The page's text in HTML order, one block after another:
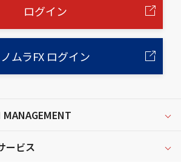
ログイン
ノムラFX ログイン
MANAGEMENT
ービス